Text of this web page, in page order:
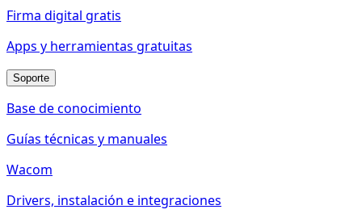
Firma digital gratis
Apps y herramientas gratuitas
Soporte
Base de conocimiento
Guías técnicas y manuales
Wacom
Drivers, instalación e integraciones